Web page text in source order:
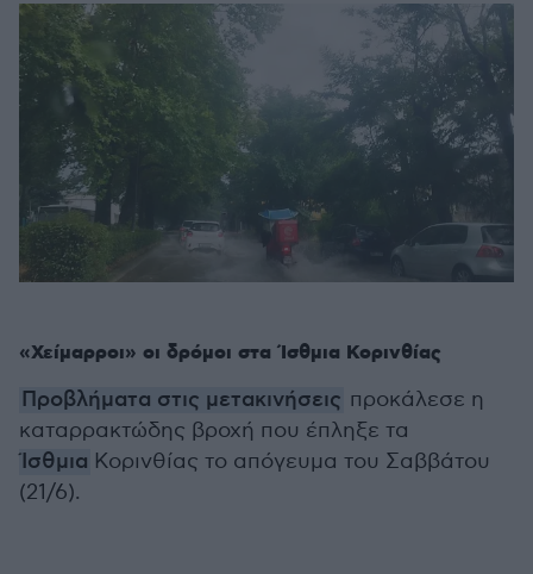
«Χείμαρροι» οι δρόμοι στα Ίσθμια Κορινθίας
Προβλήματα στις μετακινήσεις προκάλεσε η
καταρρακτώδης βροχή που έπληξε τα
Ίσθμια Κορινθίας το απόγευμα τoυ Σαββάτου
(21/6).